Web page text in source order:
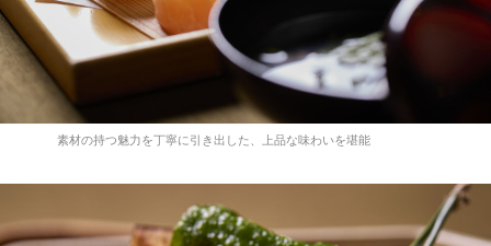
素材の持つ魅力を丁寧に引き出した、上品な味わいを堪能